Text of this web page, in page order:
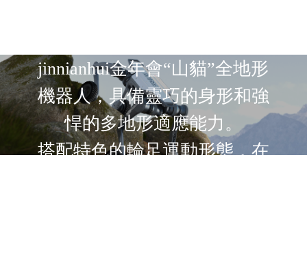
jinnianhui金年會“山貓”全地形
機器人，具備靈巧的身形和強
悍的多地形適應能力。
搭配特色的輪足運動形態，在